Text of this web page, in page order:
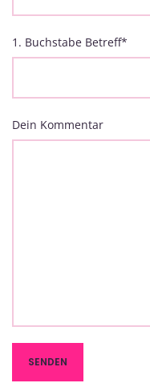
1. Buchstabe Betreff*
Dein Kommentar